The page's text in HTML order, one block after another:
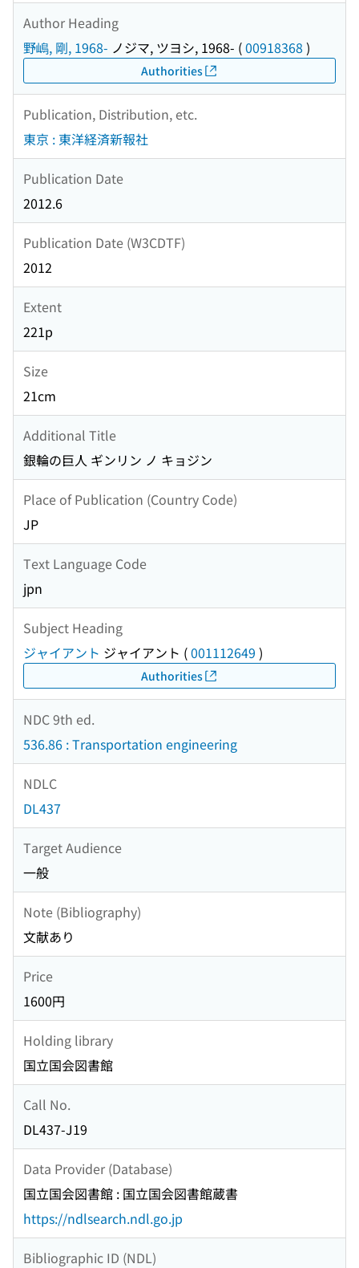
Author Heading
野嶋, 剛, 1968- ノジマ, ツヨシ, 1968- (00918368 )
Authorities
Publication, Distribution, etc.
東京 : 東洋経済新報社
Publication Date
2012.6
Publication Date (W3CDTF)
2012
Extent
221p
Size
21cm
Additional Title
銀輪の巨人 ギンリン ノ キョジン
Place of Publication (Country Code)
JP
Text Language Code
jpn
Subject Heading
ジャイアント ジャイアント (001112649 )
Authorities
NDC 9th ed.
536.86 : Transportation engineering
NDLC
DL437
Target Audience
一般
Note (Bibliography)
文献あり
Price
1600円
Holding library
国立国会図書館
Call No.
DL437-J19
Data Provider (Database)
国立国会図書館 : 国立国会図書館蔵書
https://ndlsearch.ndl.go.jp
Bibliographic ID (NDL)